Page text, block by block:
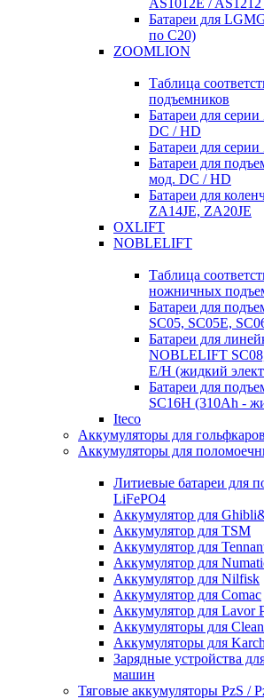
AS1012E /
Батареи для
по С20)
ZOOMLION
Таблица
подъемников
Батареи для
DC / HD
Батареи для
Батареи для
мод. DC / HD
Батареи для
ZA14JE, ZA20JE
OXLIFT
NOBLELIFT
Таблица
ножничных
Батареи для
SC05, SC05E,
Батареи для
NOBLELIFT
E/H (жидкий
Батареи для
SC16H (310Ah -
Iteco
Аккумуляторы для гольфкаров
Аккумуляторы для
Литиевые батареи для
LiFePO4
Аккумулятор для
Аккумулятор для TSM
Аккумулятор для
Аккумулятор для
Аккумулятор для Nilfisk
Аккумулятор для Comac
Аккумулятор для Lavor
Аккумуляторы для
Аккумуляторы для
Зарядные устройства
машин
Тяговые аккумуляторы PzS /